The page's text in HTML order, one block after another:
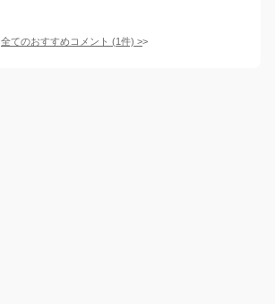
全てのおすすめコメント (1件) >